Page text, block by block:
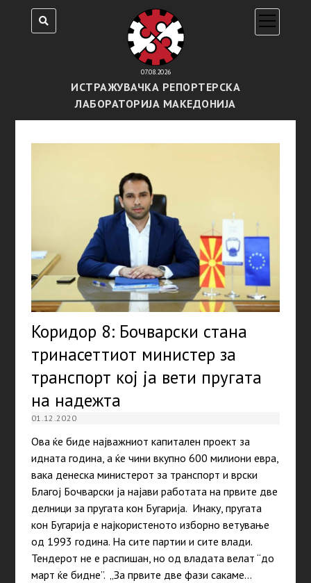
07.08.2026
ИСТРАЖУВАЧКА РЕПОРТЕРСКА
ЛАБОРАТОРИЈА МАКЕДОНИЈА
open
menu
Коридор 8: Бочварски стана
тринасеттиот министер за
транспорт кој ја вети пругата
на надежта
01.12.2020
Ова ќе биде најважниот капитален проект за
идната година, а ќе чини вкупно 600 милиони евра,
вака денеска министерот за транспорт и врски
Благој Бочварски ја најави работата на првите две
делници за пругата кон Бугарија. Инаку, пругата
кон Бугарија е најкористеното изборно ветување
од 1993 година. На сите партии и сите влади.
Тендерот не е распишан, но од владата велат “до
март ќе бидне”. „За првите две фази сакаме…